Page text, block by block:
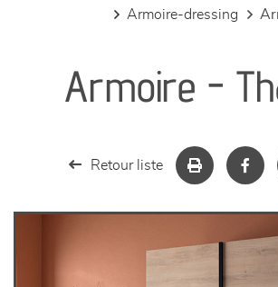
séjours
chambres et dressing
armoire-dressing
Armoire -
Retour liste